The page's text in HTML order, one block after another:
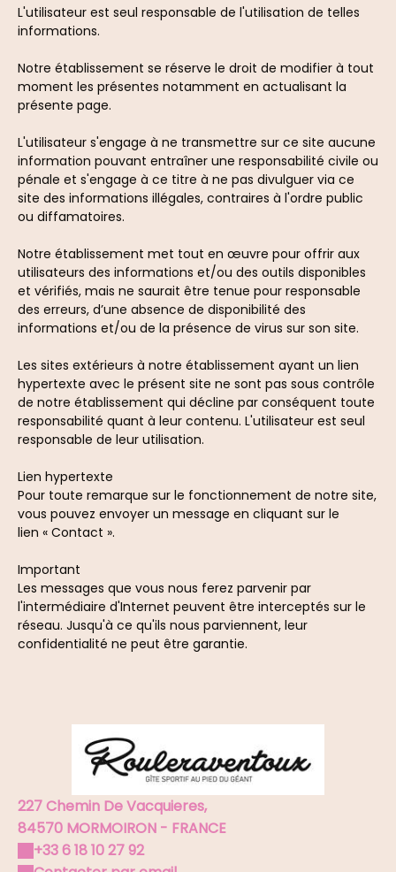
L'utilisateur est seul responsable de l'utilisation de telles
informations.
Notre établissement se réserve le droit de modifier à tout
moment les présentes notamment en actualisant la
présente page.
L'utilisateur s'engage à ne transmettre sur ce site aucune
information pouvant entraîner une responsabilité civile ou
pénale et s'engage à ce titre à ne pas divulguer via ce
site des informations illégales, contraires à l'ordre public
ou diffamatoires.
Notre établissement met tout en œuvre pour offrir aux
utilisateurs des informations et/ou des outils disponibles
et vérifiés, mais ne saurait être tenue pour responsable
des erreurs, d’une absence de disponibilité des
informations et/ou de la présence de virus sur son site.
Les sites extérieurs à notre établissement ayant un lien
hypertexte avec le présent site ne sont pas sous contrôle
de notre établissement qui décline par conséquent toute
responsabilité quant à leur contenu. L'utilisateur est seul
responsable de leur utilisation.
Lien hypertexte
Pour toute remarque sur le fonctionnement de notre site,
vous pouvez envoyer un message en cliquant sur le
lien « Contact ».
Important
Les messages que vous nous ferez parvenir par
l'intermédiaire d'Internet peuvent être interceptés sur le
réseau. Jusqu'à ce qu'ils nous parviennent, leur
confidentialité ne peut être garantie.
227 Chemin De Vacquieres,
84570 MORMOIRON - FRANCE
+33 6 18 10 27 92